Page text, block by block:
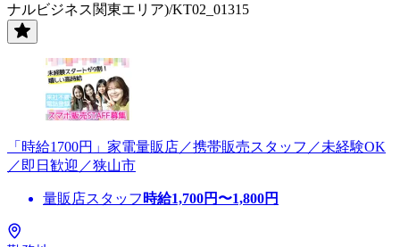
ナルビジネス関東エリア)/KT02_01315
「時給1700円」家電量販店／携帯販売スタッフ／未経験OK
／即日歓迎／狭山市
量販店スタッフ 時給1,700円〜1,800円